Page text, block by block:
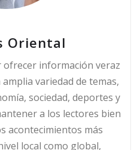
Oriental
información veraz
variedad de temas,
sociedad, deportes y
a los lectores bien
acontecimientos más
local como global,